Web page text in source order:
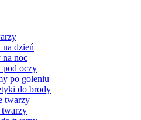
na dzień
na noc
pod oczy
po goleniu
do brody
twarzy
twarzy